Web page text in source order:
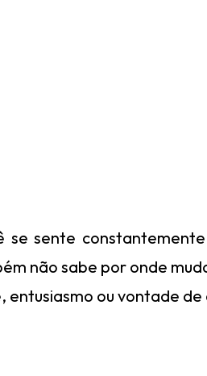
sente
não sabe por onde
ou vontade de